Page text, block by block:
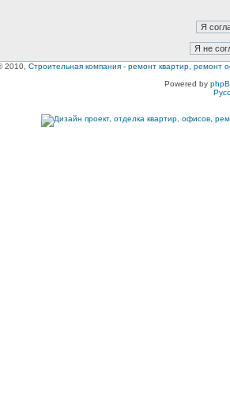
2010, Строительная компания - ремонт квартир, ремонт
Powered by